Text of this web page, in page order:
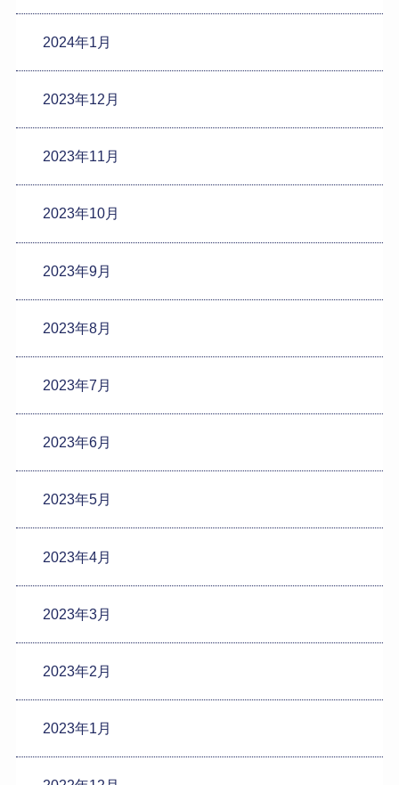
2024年1月
2023年12月
2023年11月
2023年10月
2023年9月
2023年8月
2023年7月
2023年6月
2023年5月
2023年4月
2023年3月
2023年2月
2023年1月